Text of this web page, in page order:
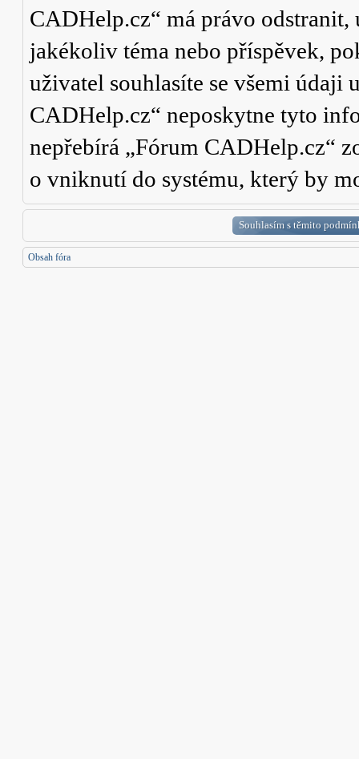
CADHelp.cz“ má právo
jakékoliv téma nebo příspěvek,
uživatel souhlasíte se všemi údaji
CADHelp.cz“ neposkytne tyto
nepřebírá „Fórum CADHelp.cz“
o vniknutí do systému, který by
Obsah fóra